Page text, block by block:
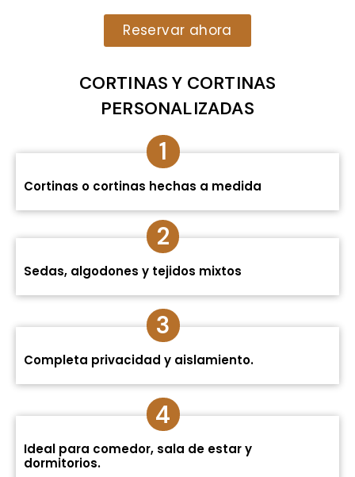
Reservar ahora
CORTINAS Y CORTINAS
PERSONALIZADAS
1
Cortinas o cortinas hechas a medida
Sedas, algodones y tejidos mixtos
2
Completa privacidad y aislamiento.
3
Ideal para comedor, sala de estar y
dormitorios.
4